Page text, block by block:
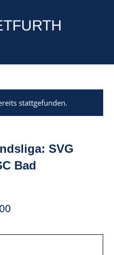
stattgefunden.
SVG
Bad